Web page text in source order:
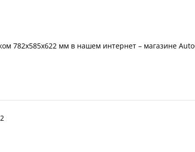
мм в нашем интернет – магазине